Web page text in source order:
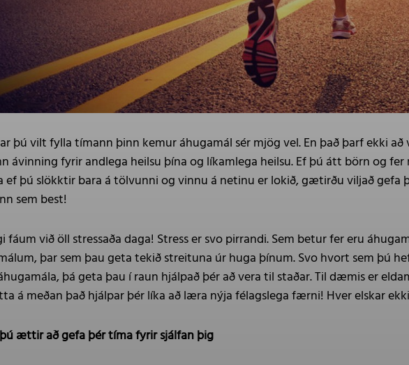
þú vilt fylla tímann þinn kemur áhugamál sér mjög vel. En það þarf ekki
ávinning fyrir andlega heilsu þína og líkamlega heilsu. Ef þú átt börn og
ef þú slökktir bara á tölvunni og vinnu á netinu er lokið, gætirðu viljað gefa
sem best!
fáum við öll stressaða daga! Stress er svo pirrandi. Sem betur fer eru
þar sem þau geta tekið streituna úr huga þínum. Svo hvort sem þú
þá geta þau í raun hjálpað þér að vera til staðar. Til dæmis er
á meðan það hjálpar þér líka að læra nýja félagslega færni! Hver elskar
ættir að gefa þér tíma fyrir sjálfan þig